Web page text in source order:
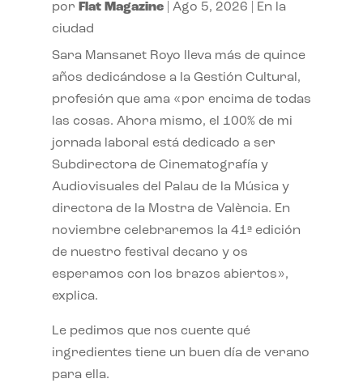
por Flat Magazine| Ago 5, 2026
En la
ciudad
Sara Mansanet Royo lleva más de quince
años dedicándose a la Gestión Cultural,
profesión que ama «por encima de todas
las cosas. Ahora mismo, el 100% de mi
jornada laboral está dedicado a ser
Subdirectora de Cinematografía y
Audiovisuales del Palau de la Música y
directora de la Mostra de València. En
noviembre celebraremos la 41ª edición
de nuestro festival decano y os
esperamos con los brazos abiertos»,
explica.
Le pedimos que nos cuente qué
ingredientes tiene un buen día de verano
para ella.